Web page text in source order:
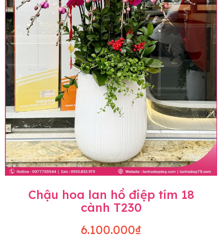
Chậu hoa lan hồ điệp tím 18
cành T230
6.100.000₫